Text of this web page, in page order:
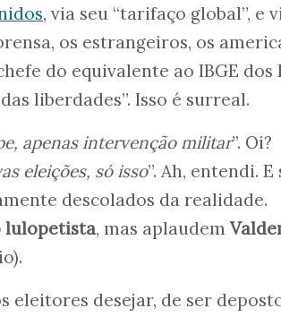
, via seu “tarifaço global”, e
os estrangeiros, os
do equivalente ao IBGE dos
liberdades”. Isso é surreal.
apenas intervenção militar”. Oi?
eleições, só isso”. Ah, entendi. E
descolados da realidade.
lulopetista, mas aplaudem
eleitores desejar, de ser